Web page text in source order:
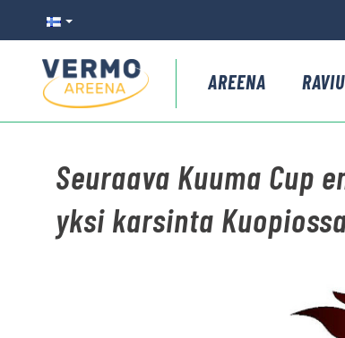
AREENA
Seuraava Kuuma Cup
yksi karsinta